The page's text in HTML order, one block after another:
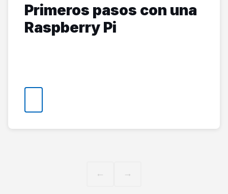
Primeros pasos con una
Raspberry Pi
← Anterior Siguiente →